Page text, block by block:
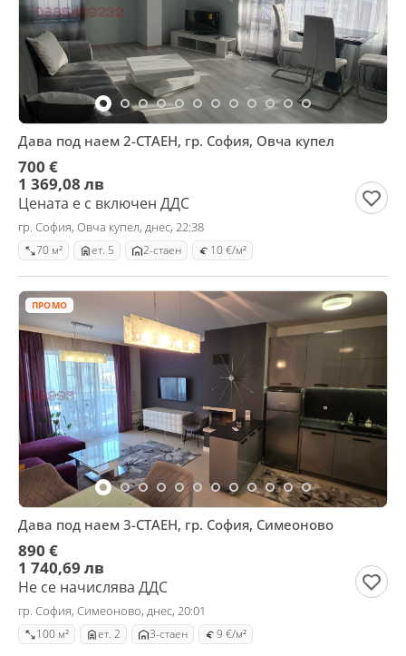
Дава под наем 2-СТАЕН, гр. София, Овча купел
700 €
1 369,08 лв
Цената е с включен ДДС
гр. София, Овча купел, днес, 22:38
70 м² ет. 5 2-стаен 10 €/м²
ПРОМО
Дава под наем 3-СТАЕН, гр. София, Симеоново
890 €
1 740,69 лв
Не се начислява ДДС
гр. София, Симеоново, днес, 20:01
100 м² ет. 2 3-стаен 9 €/м²